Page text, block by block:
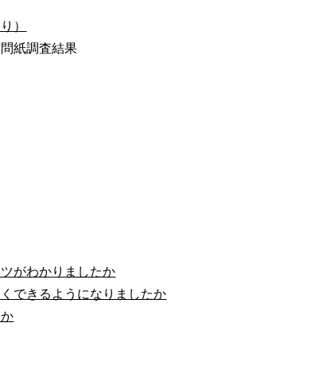
）
紙調査結果
がわかりましたか
できるようになりましたか